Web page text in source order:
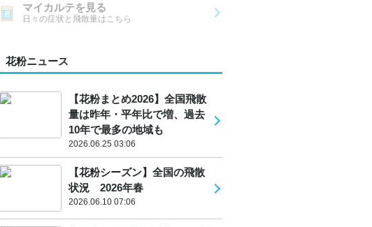
マイカルテを見る
日々の症状と飛散量はこちら
花粉ニュース
【花粉まとめ2026】全国飛散
量は昨年・平年比で増、過去
10年で最多の地域も
2026.06.25 03:06
【花粉シーズン】全国の飛散
状況 2026年春
2026.06.10 07:06